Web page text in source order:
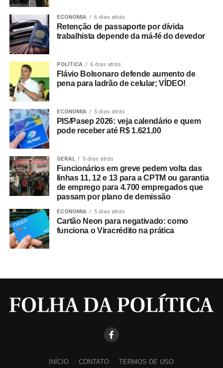
ECONOMIA 6 dias atrás
Retenção de passaporte por dívida
trabalhista depende da má-fé do devedor
POLÍTICA 6 dias atrás
Flávio Bolsonaro defende aumento de
pena para ladrão de celular; VÍDEO!
ECONOMIA 5 dias atrás
PIS/Pasep 2026: veja calendário e quem
pode receber até R$ 1.621,00
GERAL 5 dias atrás
Funcionários em greve pedem volta das
linhas 11, 12 e 13 para a CPTM ou garantia
de emprego para 4.700 empregados que
passam por plano de demissão
ECONOMIA 5 dias atrás
Cartão Neon para negativado: como
funciona o Viracrédito na prática
INÍCIO CONTATO
TERMOS DE USO